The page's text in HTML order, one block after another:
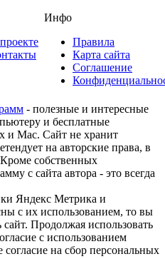
Инфо
Правила
Карта сайта
Соглашение
- полезные и интересные
и бесплатные
и Mac. Сайт не хранит
на авторские права, в
собственных
с сайта автора - это всегда
Яндекс Метрика и
с их использованием, то вы
Продолжая использовать
с использованием
согласие на сбор персональных